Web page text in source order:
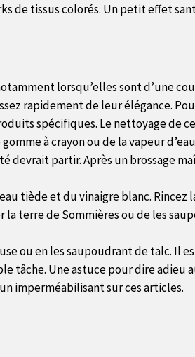
de tissus colorés. Un petit effet
lorsqu’elles sont d’une
rapidement de leur élégance.
spécifiques. Le nettoyage de
à crayon ou de la vapeur
devrait partir. Après un brossage
tiède et du vinaigre blanc.
terre de Sommières ou de les
ou en les saupoudrant de talc. Il
Une astuce pour dire adieu
imperméabilisant sur ces articles.